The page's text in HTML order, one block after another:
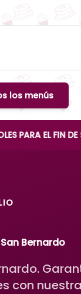
los menús
EL FIN DE
San Bernardo
con